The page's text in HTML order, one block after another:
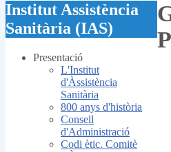
Institut Assistència
Sanitària (IAS)
Presentació
L'Institut
d'Àssistència
Sanitària
800 anys d'història
Consell
d'Administració
Codi ètic. Comitè